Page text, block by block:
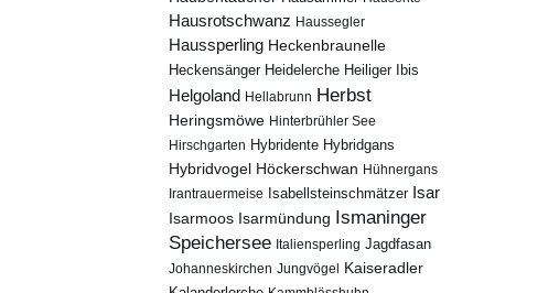
Hausrotschwanz Haussegler
Haussperling Heckenbraunelle
Heckensänger Heidelerche Heiliger Ibis
Helgoland Hellabrunn Herbst
Heringsmöwe Hinterbrühler See
Hirschgarten Hybridente Hybridgans
Hybridvogel Höckerschwan Hühnergans
Irantrauermeise
Isabellsteinschmätzer Isar
Isarmoos Isarmündung Ismaninger
Speichersee Italiensperling Jagdfasan
Johanneskirchen Jungvögel Kaiseradler